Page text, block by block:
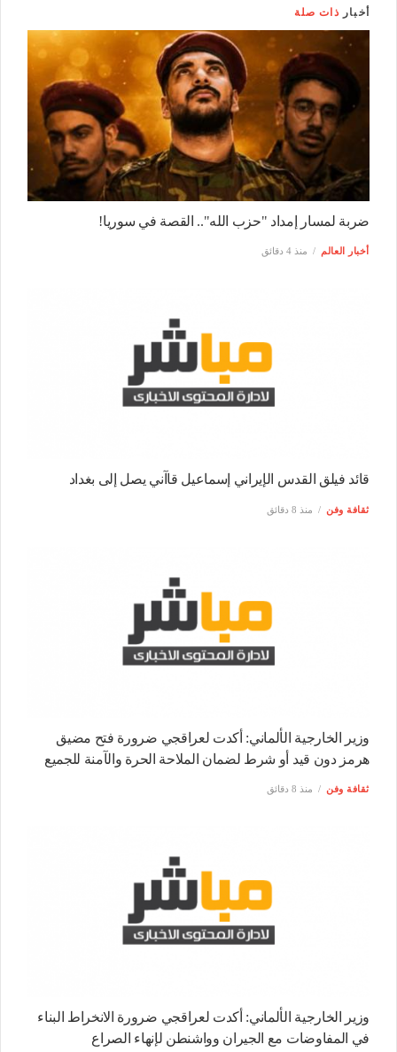
أخبار ذات صلة
ضربة لمسار إمداد "حزب الله".. القصة في سوريا!
أخبار العالم منذ 4 دقائق
قائد فيلق القدس الإيراني إسماعيل قاآني يصل إلى بغداد
ثقافة وفن منذ 8 دقائق
وزير الخارجية الألماني: أكدت لعراقجي ضرورة فتح مضيق
هرمز دون قيد أو شرط لضمان الملاحة الحرة والآمنة للجميع
ثقافة وفن منذ 8 دقائق
وزير الخارجية الألماني: أكدت لعراقجي ضرورة الانخراط البناء
في المفاوضات مع الجيران وواشنطن لإنهاء الصراع